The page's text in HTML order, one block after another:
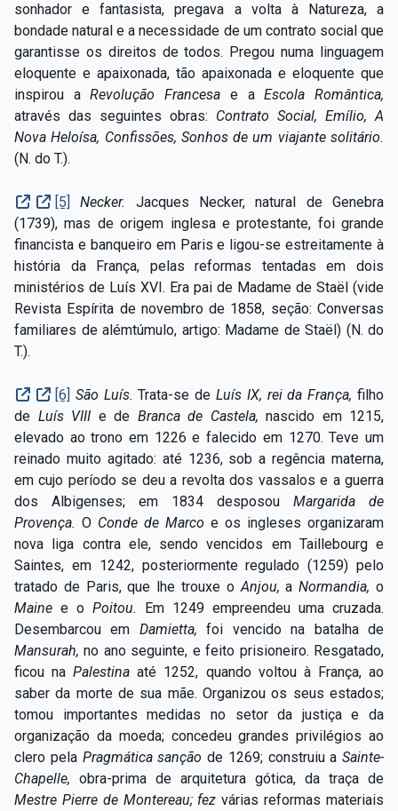
sonhador e fantasista, pregava a volta à Natureza, a
bondade natural e a necessidade de um contrato social que
garantisse os direitos de todos. Pregou numa linguagem
eloquente e apaixonada, tão apaixonada e eloquente que
inspirou aRevolução Francesa e aEscola Romântica,
através das seguintes obras: Contrato Social, Emílio, A
Nova Heloísa, Confissões, Sonhos de um viajante solitário.
(N. do T.).
[5] Necker.
Jacques Necker, natural de Genebra
(1739), mas de origem inglesa e protestante, foi grande
financista e banqueiro em Paris e ligou-se estreitamente à
história da França, pelas reformas tentadas em dois
ministérios de Luís XVI. Era pai de Madame de Staël (vide
Revista Espírita de novembro de 1858, seção: Conversas
familiares de alémtúmulo, artigo: Madame de Staël) (N. do
T.).
[6] São Luís.Trata-se deLuís IX, rei da França,filho
de Luís VIII e de Branca de Castela, nascido em 1215,
elevado ao trono em 1226 e falecido em 1270. Teve um
reinado muito agitado: até 1236, sob a regência materna,
em cujo período se deu a revolta dos vassalos e a guerra
dos Albigenses; em 1834 desposou Margarida de
Provença. O Conde de Marco e os ingleses organizaram
nova liga contra ele, sendo vencidos em Taillebourg e
Saintes, em 1242, posteriormente regulado (1259) pelo
tratado de Paris, que lhe trouxe o Anjou,aNormandia,o
Maine e o Poitou. Em 1249 empreendeu uma cruzada.
Desembarcou em Damietta, foi vencido na batalha de
Mansurah,no ano seguinte, e feito prisioneiro. Resgatado,
ficou naPalestinaaté 1252, quando voltou à França, ao
saber da morte de sua mãe. Organizou os seus estados;
tomou importantes medidas no setor da justiça e da
organização da moeda; concedeu grandes privilégios ao
clero pela Pragmática sanção de 1269; construiu a Sainte-
Chapelle, obra-prima de arquitetura gótica, da traça de
Mestre Pierre de Montereau; fez várias reformas materiais